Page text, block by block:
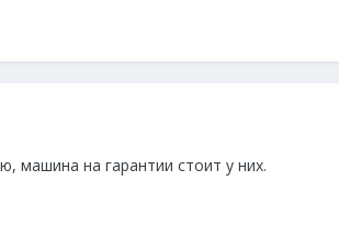
машина на гарантии стоит у них.